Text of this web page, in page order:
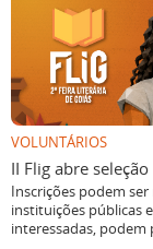
VOLUNTÁRIOS
II Flig abre
Inscrições podem ser
instituições públicas
interessadas, podem